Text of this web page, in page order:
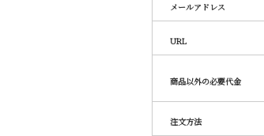
メールアドレス
URL
商品以外の必要代金
注文方法